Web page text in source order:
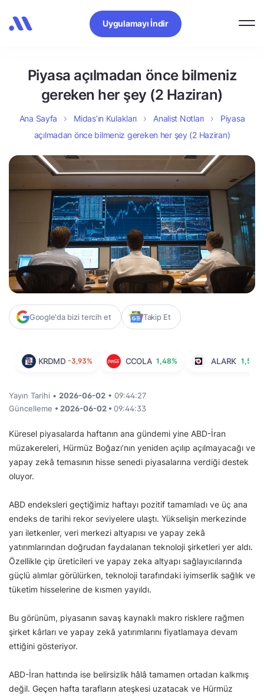
Uygulamayı İndir
Piyasa açılmadan önce bilmeniz
gereken her şey (2 Haziran)
Ana Sayfa Midas’ın Kulakları Analist Notları
Piyasa
açılmadan önce bilmeniz gereken her şey (2 Haziran)
Google'da bizi tercih et Takip Et
KRDMD -3,93% CCOLA 1,48% ALARK 1,50%
Yayın Tarihi • 2026-06-02 • 09:44:27
Güncelleme • 2026-06-02 • 09:44:33
Küresel piyasalarda haftanın ana gündemi yine ABD-İran
müzakereleri, Hürmüz Boğazı’nın yeniden açılıp açılmayacağı ve
yapay zekâ temasının hisse senedi piyasalarına verdiği destek
oluyor.
ABD endeksleri geçtiğimiz haftayı pozitif tamamladı ve üç ana
endeks de tarihi rekor seviyelere ulaştı. Yükselişin merkezinde
yarı iletkenler, veri merkezi altyapısı ve yapay zekâ
yatırımlarından doğrudan faydalanan teknoloji şirketleri yer aldı.
Özellikle çip üreticileri ve yapay zeka altyapı sağlayıcılarında
güçlü alımlar görülürken, teknoloji tarafındaki iyimserlik sağlık ve
tüketim hisselerine de kısmen yayıldı.
Bu görünüm, piyasanın savaş kaynaklı makro risklere rağmen
şirket kârları ve yapay zekâ yatırımlarını fiyatlamaya devam
ettiğini gösteriyor.
ABD-İran hattında ise belirsizlik hâlâ tamamen ortadan kalkmış
değil. Geçen hafta tarafların ateşkesi uzatacak ve Hürmüz